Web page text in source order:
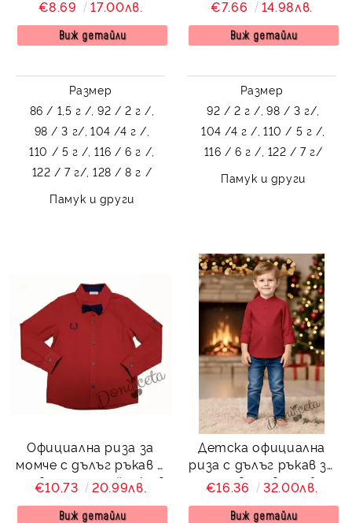
€8.69 17.00лв.
Виж детайли
Размер
86 / 1,5 г /, 92 / 2 г /,
98 / 3 г/, 104 /4 г /,
110 / 5 г /, 116 / 6 г /,
122 / 7 г/, 128 / 8 г /
Памук и други
€7.66 14.98лв.
Виж детайли
Размер
92 / 2 г /, 98 / 3 г/,
104 /4 г /, 110 / 5 г /,
116 / 6 г /, 122 / 7 г/
Памук и други
Официална риза за
момче с дълъг ръкав в
червено с папийонка в
тъмносиньо
€10.73 20.99лв.
Виж детайли
Детска официална
риза с дълъг ръкав за
момче в червено без
яка
€16.36 32.00лв.
Виж детайли